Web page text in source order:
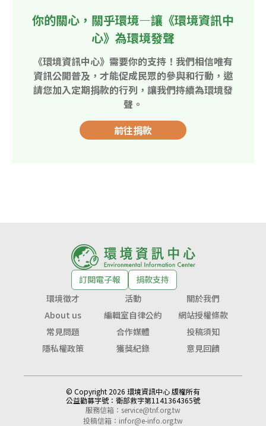
你的關心，關乎環境—讓《環境資訊中
心》為環境發聲
《環境資訊中心》需要你的支持！我們相信唯有
資訊公開普及，才能促成民眾的參與和行動，邀
請您加入定期捐款的行列，讓我們持續為環境發
聲。
前往捐款
訂閱電子報
捐款支持
環境徵才
活動
關於我們
About us
編輯室自律公約
網站授權條款
常見問題
合作媒體
投稿須知
隱私權政策
獲獎紀錄 意見回饋
© Copyright 2026 環境資訊中心 版權所有
公益勸募字號： 衛部救字第1141364365號
服務信箱： service@tnf.org.tw
投稿信箱： infor@e-info.org.tw